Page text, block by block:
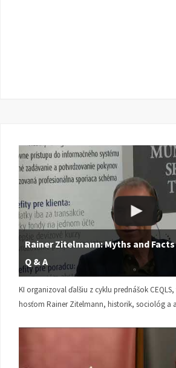
Rainer Zitelmann: Myths and
Q & A
KI organizoval ďalšiu z cyklu prednášok
hosťom Rainer Zitelmann, historik, sociológ a